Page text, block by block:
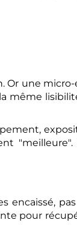
une micro-
même
encaissé,
pour